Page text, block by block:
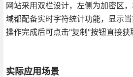
网站采用双栏设计，左侧为加密区
域都配备实时字符统计功能，显示当
操作完成后可点击"复制"按钮直接获
实际应用场景